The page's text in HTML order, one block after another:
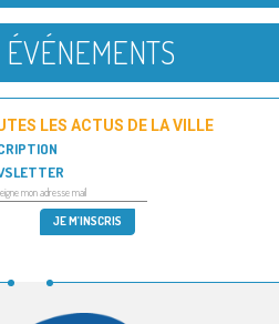
ÉVÉNEMENTS
LES ACTUS DE LA VILLE